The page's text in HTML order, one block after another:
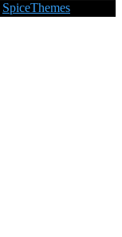
SpiceThemes